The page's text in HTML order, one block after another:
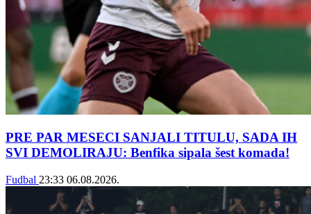
PRE PAR MESECI SANJALI TITULU, SADA IH
SVI DEMOLIRAJU: Benfika sipala šest komada!
Fudbal 23:33 06.08.2026.